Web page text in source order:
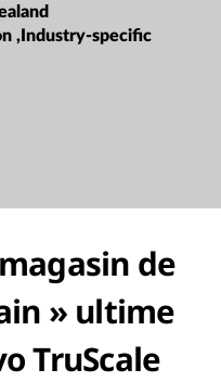
,Industry-specific
de
» ultime
TruScale